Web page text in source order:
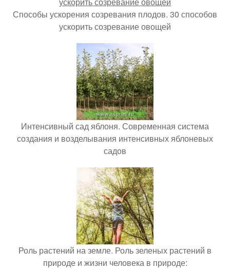
Способы ускорения созревания плодов. 30 способов
ускорить созревание овощей
Интенсивный сад яблоня. Современная система
создания и возделывания интенсивных яблоневых
садов
Роль растений на земле. Роль зеленых растений в
природе и жизни человека в природе: